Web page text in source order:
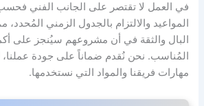
في العمل لا تقتصر على الجانب الفني
المواعيد والالتزام بالجدول الزمني المُحدد،
البال والثقة في أن مشروعهم سيُنجز على
المُناسب. نحن نُقدم ضماناً على جودة عملنا،
مهارات فريقنا والمواد التي نستخدمها.